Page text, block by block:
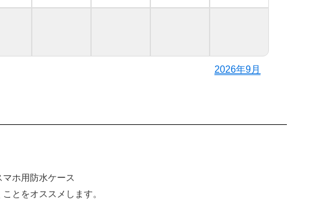
2026年9月
ホ用防水ケース
とをオススメします。